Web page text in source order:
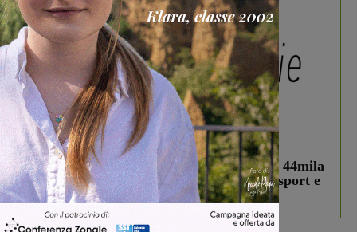
In vetrina 3 Agosto 2026
Estra Notizie agosto: Smart Cities, oltre 44mila
studenti coinvolti, torna il bando per lo sport e
debutta il podcast Estrair